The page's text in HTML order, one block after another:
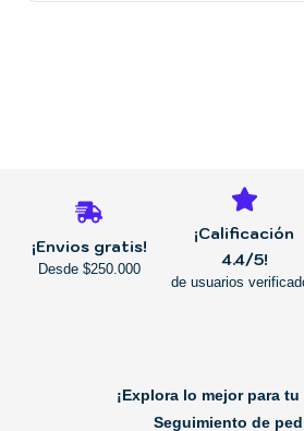
¡Envios gratis!
Desde $250.000
¡Calificación
4.4/5!
de usuarios
¡Explora lo mejor para
Seguimiento de